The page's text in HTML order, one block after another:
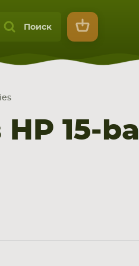
Поиск
15-ba